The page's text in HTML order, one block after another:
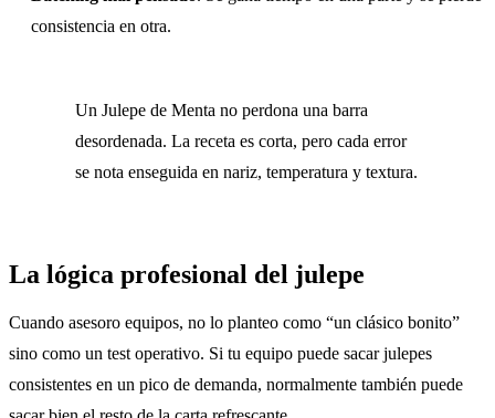
consistencia en otra.
Un Julepe de Menta no perdona una barra
desordenada. La receta es corta, pero cada error
se nota enseguida en nariz, temperatura y textura.
La lógica profesional del julepe
Cuando asesoro equipos, no lo planteo como “un clásico bonito”
sino como un test operativo. Si tu equipo puede sacar julepes
consistentes en un pico de demanda, normalmente también puede